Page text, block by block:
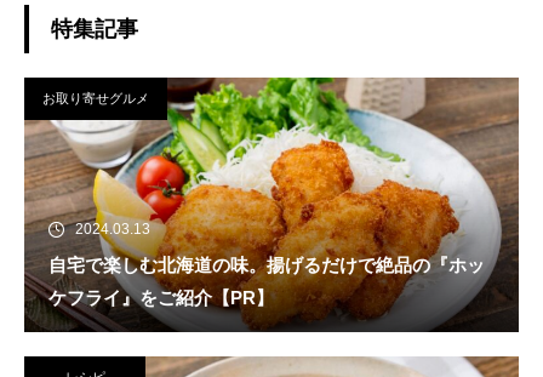
特集記事
お取り寄せグルメ
2024.03.13
自宅で楽しむ北海道の味。揚げるだけで絶品の『ホッ
ケフライ』をご紹介【PR】